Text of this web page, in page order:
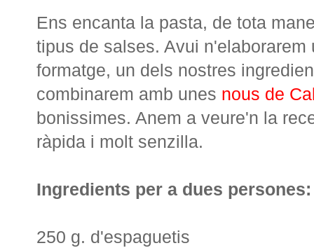
Ens encanta la pasta, de tota
tipus de salses. Avui n'elaborarem
formatge, un dels nostres
combinarem amb unes nous de
bonissimes. Anem a veure'n la
ràpida i molt senzilla.
Ingredients per a dues persones:
250 g. d'espaguetis